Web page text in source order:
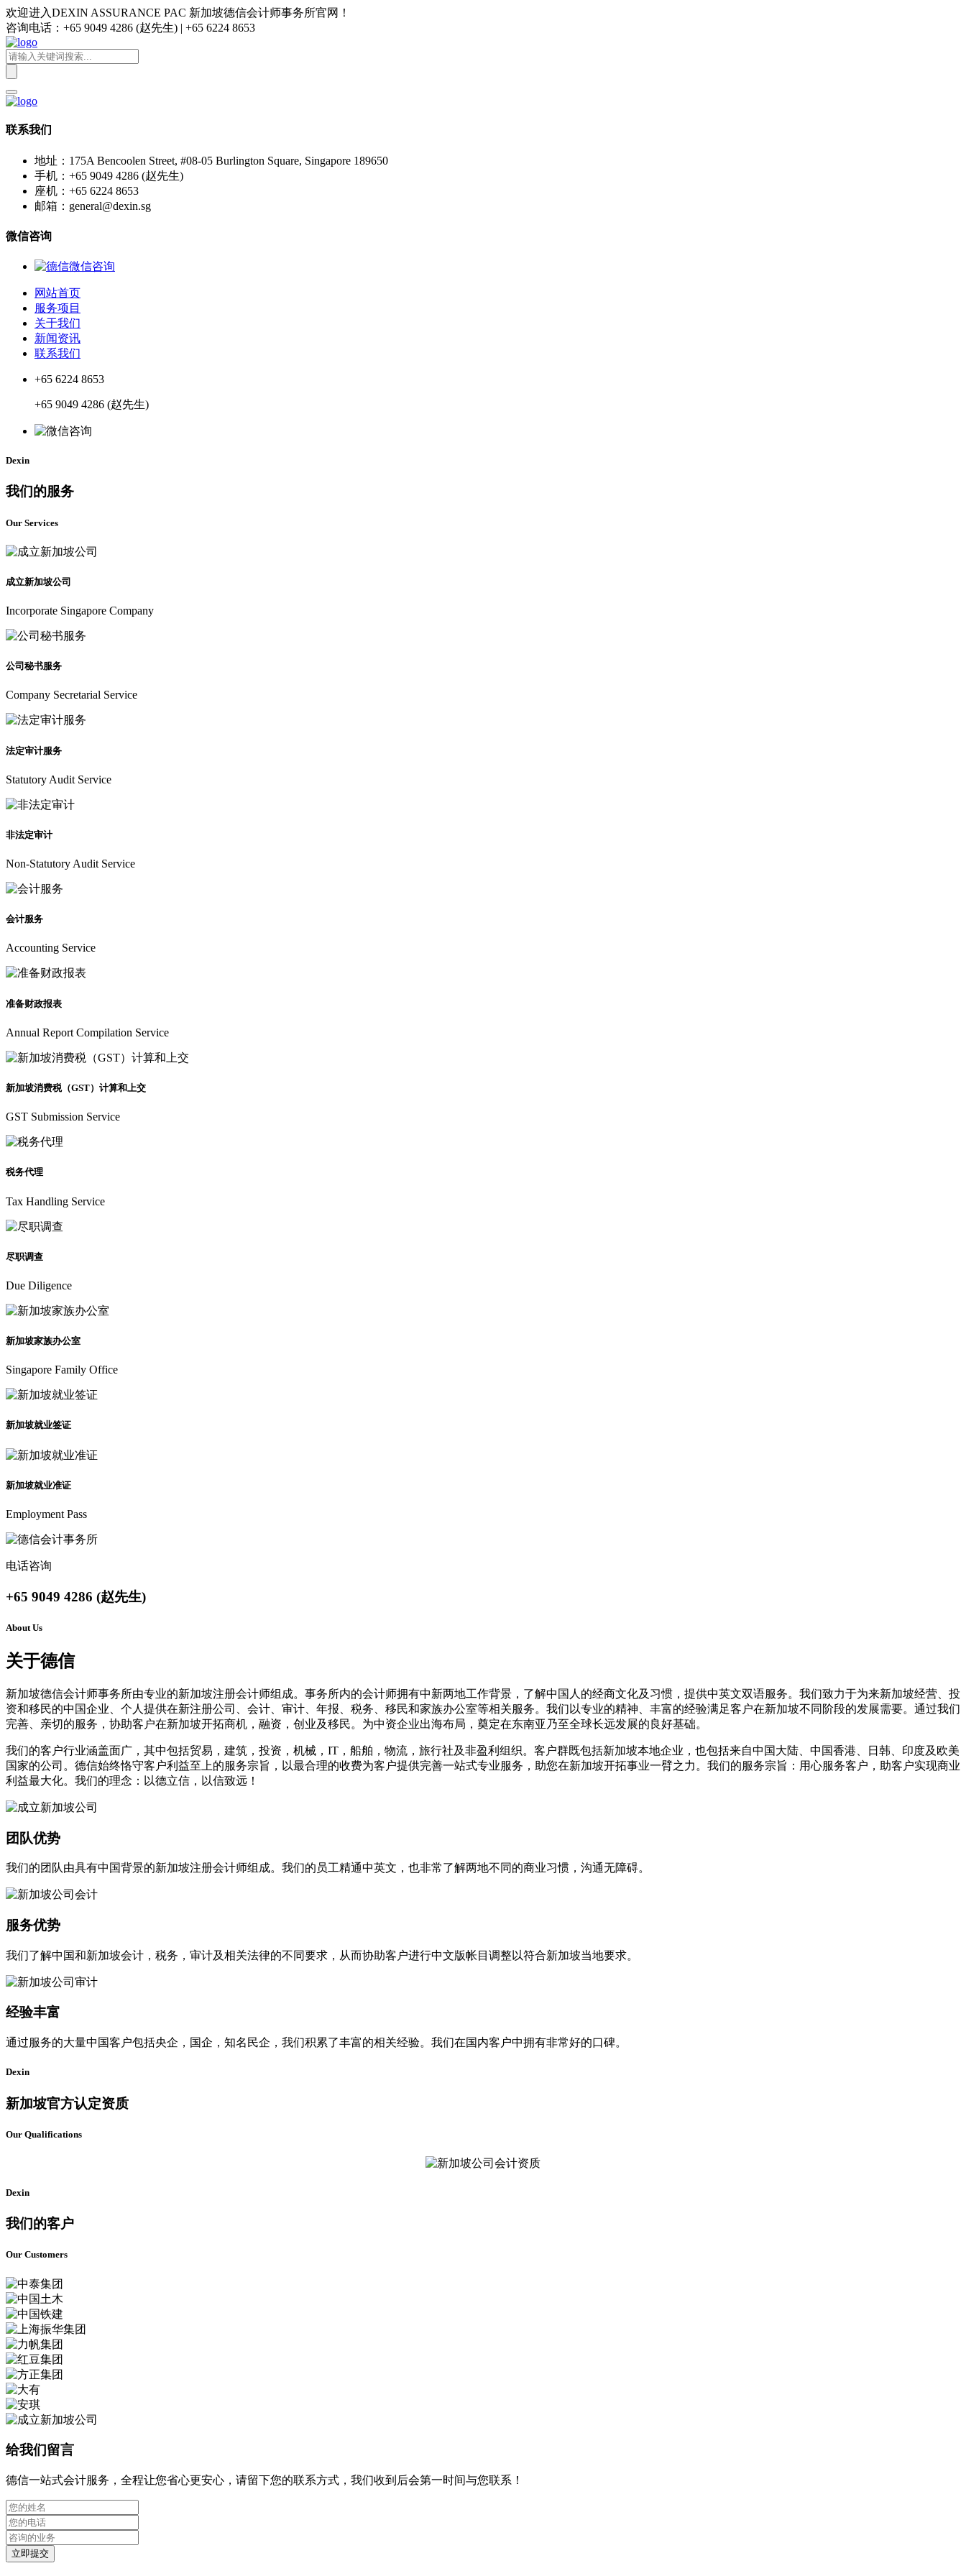
欢迎进入DEXIN ASSURANCE PAC 新加坡德信会计师事务所官网！
咨询电话：+65 9049 4286 (赵先生) | +65 6224 8653
联系我们
地址：175A Bencoolen Street, #08-05 Burlington Square, Singapore 189650
手机：+65 9049 4286 (赵先生)
座机：+65 6224 8653
邮箱：general@dexin.sg
微信咨询
网站首页
服务项目
关于我们
新闻资讯
联系我们
+65 6224 8653
+65 9049 4286 (赵先生)
Dexin
我们的服务
Our Services
成立新加坡公司
Incorporate Singapore Company
公司秘书服务
Company Secretarial Service
法定审计服务
Statutory Audit Service
非法定审计
Non-Statutory Audit Service
会计服务
Accounting Service
准备财政报表
Annual Report Compilation Service
新加坡消费税（GST）计算和上交
GST Submission Service
税务代理
Tax Handling Service
尽职调查
Due Diligence
新加坡家族办公室
Singapore Family Office
新加坡就业签证
新加坡就业准证
Employment Pass
电话咨询
+65 9049 4286 (赵先生)
About Us
关于德信
新加坡德信会计师事务所由专业的新加坡注册会计师组成。事务所内的会计师拥有中新两地工作背景，了解中国人的经商文化及习惯，提供中英文双语服务。我们致力于为来新加坡经营、投
资和移民的中国企业、个人提供在新注册公司、会计、审计、年报、税务、移民和家族办公室等相关服务。我们以专业的精神、丰富的经验满足客户在新加坡不同阶段的发展需要。通过我们
完善、亲切的服务，协助客户在新加坡开拓商机，融资，创业及移民。为中资企业出海布局，奠定在东南亚乃至全球长远发展的良好基础。
我们的客户行业涵盖面广，其中包括贸易，建筑，投资，机械，IT，船舶，物流，旅行社及非盈利组织。客户群既包括新加坡本地企业，也包括来自中国大陆、中国香港、日韩、印度及欧美
国家的公司。德信始终恪守客户利益至上的服务宗旨，以最合理的收费为客户提供完善一站式专业服务，助您在新加坡开拓事业一臂之力。我们的服务宗旨：用心服务客户，助客户实现商业
利益最大化。我们的理念：以德立信，以信致远！
团队优势
我们的团队由具有中国背景的新加坡注册会计师组成。我们的员工精通中英文，也非常了解两地不同的商业习惯，沟通无障碍。
服务优势
我们了解中国和新加坡会计，税务，审计及相关法律的不同要求，从而协助客户进行中文版帐目调整以符合新加坡当地要求。
经验丰富
通过服务的大量中国客户包括央企，国企，知名民企，我们积累了丰富的相关经验。我们在国内客户中拥有非常好的口碑。
Dexin
新加坡官方认定资质
Our Qualifications
Dexin
我们的客户
Our Customers
给我们留言
德信一站式会计服务，全程让您省心更安心，请留下您的联系方式，我们收到后会第一时间与您联系！
立即提交